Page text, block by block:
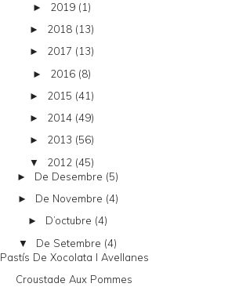
► 2019 (1)
► 2018 (13)
► 2017 (13)
► 2016 (8)
► 2015 (41)
► 2014 (49)
► 2013 (56)
▼ 2012 (45)
► De Desembre (5)
► De Novembre (4)
► D’octubre (4)
▼ De Setembre (4)
Pastís De Xocolata I Avellanes
Croustade Aux Pommes